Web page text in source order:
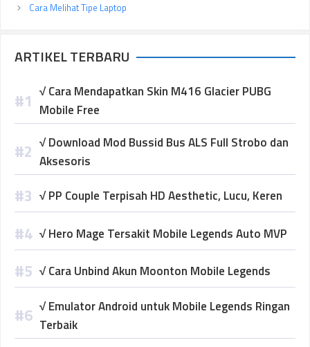
Cara Melihat Tipe Laptop
ARTIKEL TERBARU
√ Cara Mendapatkan Skin M416 Glacier PUBG
Mobile Free
√ Download Mod Bussid Bus ALS Full Strobo dan
Aksesoris
√ PP Couple Terpisah HD Aesthetic, Lucu, Keren
√ Hero Mage Tersakit Mobile Legends Auto MVP
√ Cara Unbind Akun Moonton Mobile Legends
√ Emulator Android untuk Mobile Legends Ringan
Terbaik